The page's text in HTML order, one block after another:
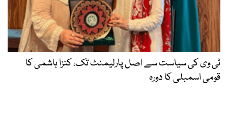
ٹی وی کی سیاست سے اصل پارلیمنٹ تک، کنزا ہاشمی کا
قومی اسمبلی کا دورہ